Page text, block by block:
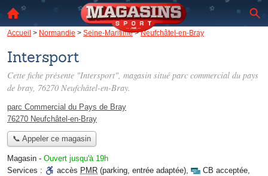
Accueil > Normandie > Seine-Maritime>Neufchâtel-en-Bray
Intersport
Cette fiche présente "Intersport", magasin situé parc commercial du pays
de bray, 76270 Neufchâtel-en-Bray.
parc Commercial du Pays de Bray
76270 Neufchâtel-en-Bray
📞 Appeler ce magasin
Magasin - Ouvert jusqu'à 19h
Services :
accès PMR (parking, entrée adaptée), CB acceptée,